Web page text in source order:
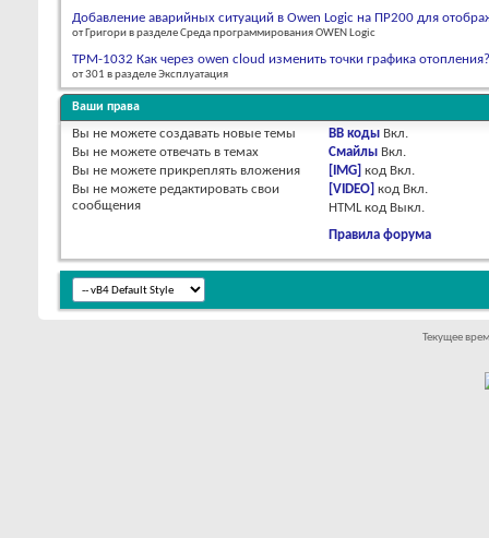
Добавление аварийных ситуаций в Owen Logic на ПР200 для
от Григори в разделе Среда программирования OWEN Logic
ТРМ-1032 Как через owen cloud изменить точки графика отопления?
от 301 в разделе Эксплуатация
Ваши права
Вы не можете создавать новые темы
Вы не можете отвечать в темах
Вы не можете прикреплять вложения
Вы не можете редактировать свои
сообщения
BB коды Вкл.
Смайлы Вкл.
[IMG] код Вкл.
[VIDEO] код Вкл.
HTML код Выкл.
Правила форума
Текущее